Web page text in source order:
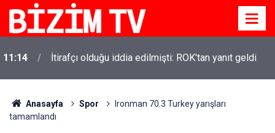
11:14 İtirafçı olduğu iddia edilmişti: ROK'tan yanıt geldi
Anasayfa Spor
Ironman 70.3 Turkey yarışları
tamamlandı